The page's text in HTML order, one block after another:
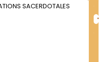
SACERDOTALES